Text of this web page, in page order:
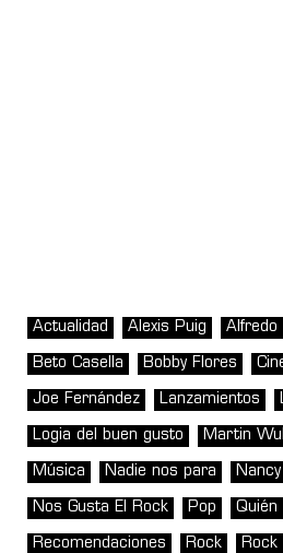
Actualidad Alexis Puig Alfredo
Beto Casella Bobby Flores
Joe Fernández Lanzamientos
Logia del buen gusto Martin
Música Nadie nos para
Nos Gusta El Rock Pop Quién
Recomendaciones Rock